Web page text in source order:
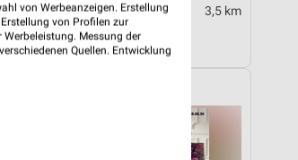
3,5 km
Angebote ab 06.08.
Gültig bis Mi. 12.08.
von Werbeanzeigen. Erstellung
von Profilen zur
Messung der
Quellen. Entwicklung